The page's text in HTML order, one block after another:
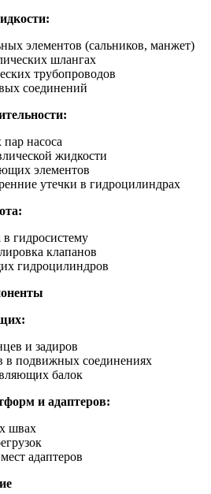
элементов (сальников, манжет)
шлангах
трубопроводов
соединений
насоса
жидкости
элементов
утечки в гидроцилиндрах
гидросистему
клапанов
гидроцилиндров
и задиров
в подвижных соединениях
балок
и адаптеров:
швах
адаптеров